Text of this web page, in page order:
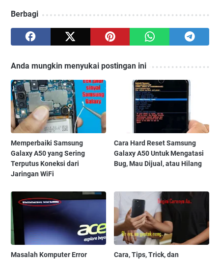
Berbagi
Anda mungkin menyukai postingan ini
Memperbaiki Samsung
Galaxy A50 yang Sering
Terputus Koneksi dari
Jaringan WiFi
Cara Hard Reset Samsung
Galaxy A50 Untuk Mengatasi
Bug, Mau Dijual, atau Hilang
Masalah Komputer Error
Cara, Tips, Trick, dan